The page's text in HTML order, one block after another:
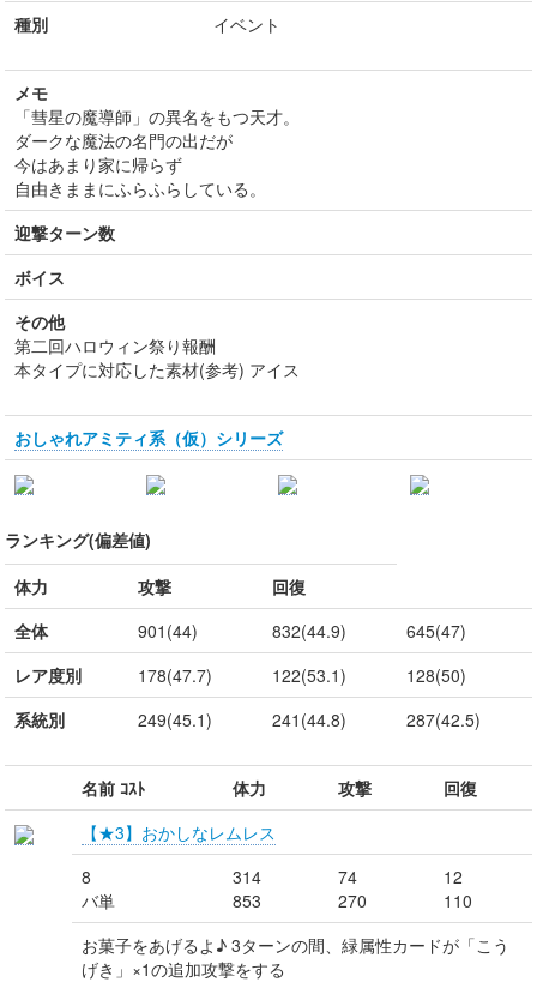
種別 イベント
メモ
「彗星の魔導師」の異名をもつ天才。
ダークな魔法の名門の出だが
今はあまり家に帰らず
自由きままにふらふらしている。
迎撃ターン数
ボイス
その他
第二回ハロウィン祭り報酬
本タイプに対応した素材(参考) アイス
おしゃれアミティ系（仮）シリーズ
ランキング(偏差値)
体力
攻撃
回復
全体
901(44) 832(44.9)
645(47)
レア度別
178(47.7) 122(53.1)
128(50)
系統別
249(45.1) 241(44.8) 287(42.5)
名前 ｺｽﾄ 体力 攻撃
回復
【★3】おかしなレムレス
8
バ単
314
853
74
270
12
110
お菓子をあげるよ♪ 3ターンの間、緑属性カードが「こう
げき」×1の追加攻撃をする